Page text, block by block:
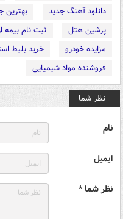
دانلود آهنگ جدید
بهترین
پرشین هتل
ثبت نام بیمه
مزایده خودرو
خرید بلیط
فروشنده مواد شیمیایی
نظر شما
نام
ایمیل
نظر شما *